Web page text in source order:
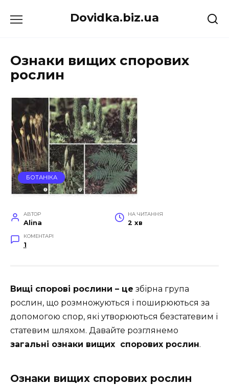
до
Dovidka.biz.ua
Ознаки вищих спорових
рослин
БОТАНІКА
АВТОР
Alina
НА ЧИТАННЯ
2 хв
КОМЕНТАРІ
1
Вищі спорові рослини – це збірна група
рослин, що розмножуються і поширюються за
допомогою спор, які утворюються безстатевим і
статевим шляхом. Давайте розглянемо
загальні ознаки вищих спорових рослин.
Ознаки вищих спорових рослин